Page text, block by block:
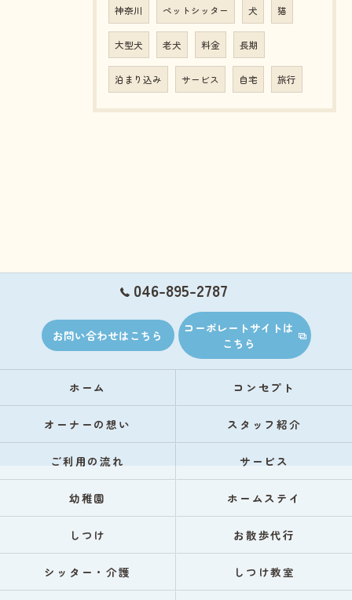
神奈川 ペットシッター 犬 猫
大型犬 老犬 料金 長期
泊まり込み サービス 自宅 旅行
046-895-2787
お問い合わせはこちら
コーポレートサイトは
こちら
ホーム コンセプト
オーナーの想い スタッフ紹介
ご利用の流れ サービス
幼稚園 ホームステイ
しつけ お散歩代行
シッター・介護 しつけ教室